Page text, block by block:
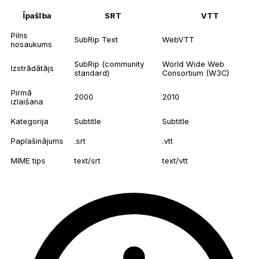
Īpašība SRT VTT
Pilns
nosaukums
SubRip Text WebVTT
Izstrādātājs
SubRip (community
standard)
World Wide Web
Consortium (W3C)
Pirmā
izlaišana
2000 2010
Kategorija Subtitle Subtitle
Paplašinājums .srt .vtt
MIME tips text/srt text/vtt